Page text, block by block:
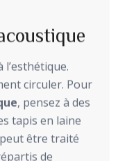
circuler. Pour
, pensez à des
tapis en laine
être traité
de